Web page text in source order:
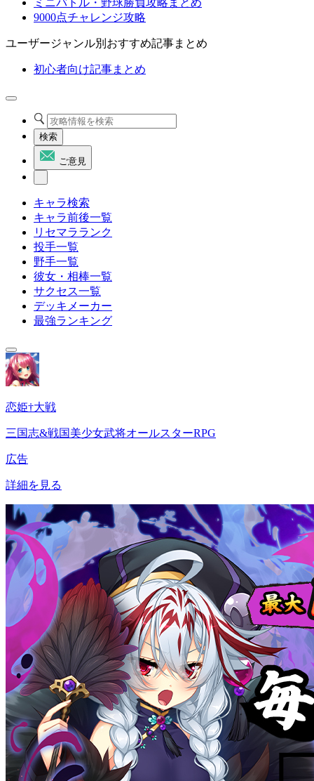
ミニバトル・野球勝負攻略まとめ
9000点チャレンジ攻略
ユーザージャンル別おすすめ記事まとめ
初心者向け記事まとめ
検索
ご意見
キャラ検索
キャラ前後一覧
リセマラランク
投手一覧
野手一覧
彼女・相棒一覧
サクセス一覧
デッキメーカー
最強ランキング
恋姫†大戦
三国志&戦国美少女武将オールスターRPG
広告
詳細を見る